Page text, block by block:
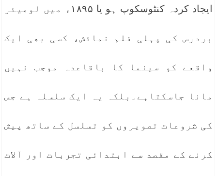
ایجاد کردہ کنٹوسکوپ ہو یا ۱۸۹۵ء میں لومیئر
بردرس کی پہلی فلم نمائش، کسی بھی ایک
واقعے کو سینما کا باقاعدہ موجب نہیں
مانا جاسکتاہے۔بلکہ یہ ایک سلسلہ ہے جس
کی شروعات تصویروں کو تسلسل کے ساتھ پیش
کرنے کے مقصد سے ابتدائی تجربات اور آلات